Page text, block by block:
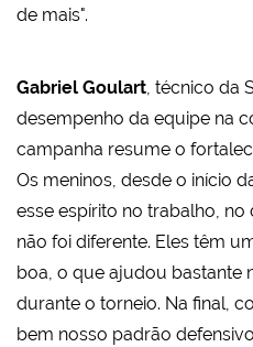
de mais".
Gabriel Goulart , técnico da
desempenho da equipe na
campanha resume o
Os meninos, desde o início
esse espírito no trabalho, no
não foi diferente. Eles têm
boa, o que ajudou bastante
durante o torneio. Na final,
bem nosso padrão